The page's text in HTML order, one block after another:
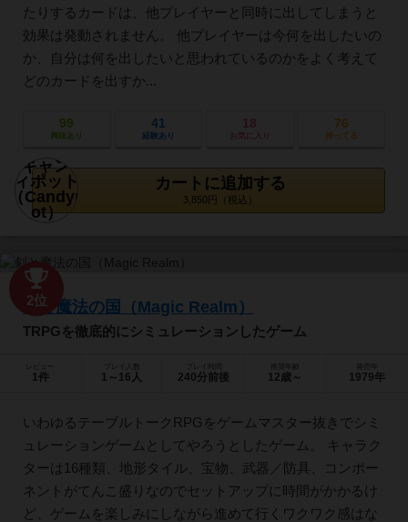
たりするカードは、他プレイヤーと同時に出してしまうと
効果は発動されません。 他プレイヤーは今何を出したいの
か、自分は何を出したいと思われているのかをよく考えて
どのカードを出すか...
99
興味あり
41
経験あり
18
お気に入り
76
持ってる
カートに追加する
3,850円（税込）
2位
剣と魔法の国（Magic Realm）
TRPGを徹底的にシミュレーションしたゲーム
1件
プレイ人数
1～16人 240分前後
推奨年齢
12歳～ 1979年
いわゆるテーブルトークRPGをゲームマスター抜きでシミ
ュレーションゲームとしてやろうとしたゲーム。 キャラク
ターは16種類、地形タイル、宝物、武器／防具、コンポー
ネントがてんこ盛りなのでセットアップに時間がかかるけ
ど、ゲームを楽しみにしながら進めて行くワクワク感はな